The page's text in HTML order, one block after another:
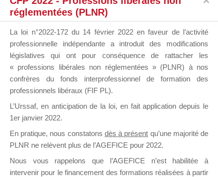
Organismes de formation abonnés à l’infolettre
AGEFICE, auprès de ceux qui s’étaient portés candidats
les années précédentes ainsi que sur le Site Internet de
l’AGEFICE. Les informations relatives à l’opération
“Mallette du Dirigeant” 2016 restent disponibles et
peuvent être retrouvées à l’adresse
http://of.communication-agefice.fr/mallette-du-dirigeant-
2016-appel-a-propositions/
Dates clefs :
depuis la mi-décembre.
réglementées (PLNR)
La loi n°2022-172 du 14 février 2022 en faveur de l’activité
professionnelle indépendante a introduit des modifications
législatives qui ont pour conséquence de rattacher les
« professions libérales non réglementées » (PLNR) à nos
confrères du fonds interprofessionnel de formation des
professionnels libéraux (FIF PL).
L’Urssaf, en anticipation de la loi, en fait application depuis le
1er janvier 2022.
En pratique, nous constatons dès à présent qu’une majorité de
PLNR ne relèvent plus de l’AGEFICE pour 2022.
Nous vous rappelons que l’AGEFICE n’est habilitée à
intervenir pour le financement des formations réalisées à partir